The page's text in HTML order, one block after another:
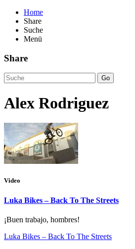
Home
Share
Suche
Menü
Share
Go
Alex Rodriguez
Video
Luka Bikes – Back To The Streets
¡Buen trabajo, hombres!
Luka Bikes – Back To The Streets